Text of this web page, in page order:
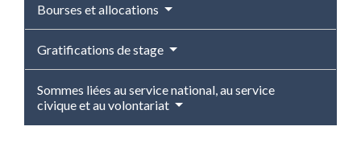
Bourses et allocations
Gratifications de stage
Sommes liées au service national, au service
civique et au volontariat